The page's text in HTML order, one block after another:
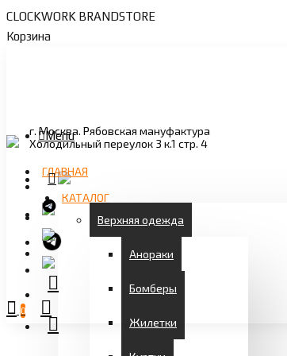
CLOCKWORK BRANDSTORE
Корзина
г. Москва. Рябовская мануфактура
Холодильный переулок 3 к.1 стр. 4
Menu
ГЛАВНАЯ
КАТАЛОГ
Верхняя одежда
Анораки
Бомберы
Жилетки
0